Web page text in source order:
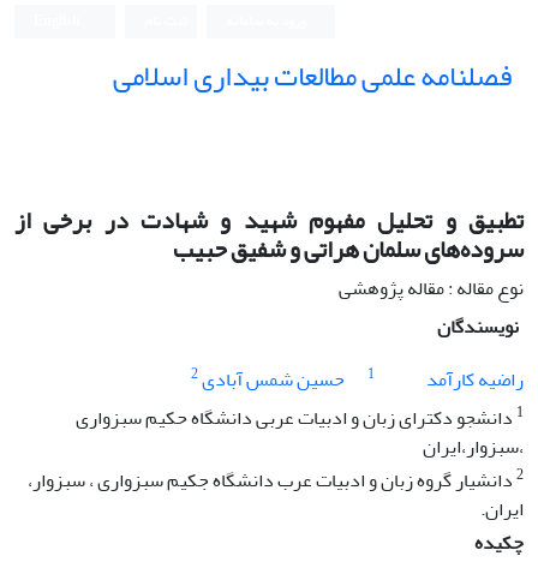
فصلنامه علمی مطالعات بیداری اسلامی
تطبیق و تحلیل مفهوم شهید و شهادت در برخی از
سروده‌های سلمان هراتی و شفیق حبیب
نوع مقاله : مقاله پژوهشی
نویسندگان
راضیه کارآمد
1 حسین شمس آبادی2
1 دانشجو دکترای زبان و ادبیات عربی دانشگاه حکیم سبزواری
،سبزوار،ایران
2دانشیار گروه زبان و ادبیات عرب دانشگاه جکیم سبزواری ، سبزوار،
ایران.
چکیده